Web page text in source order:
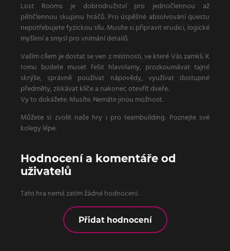
Lost Rooms je dobrodružství pro jednočlennou až
pětičlennou skupinu hráčů. Pro úspěšné absolvování questu
nepotřebujete fyzickou sílu. Musíte si připravit erudici, logické
myšlení a smysl pro vnímání detailů.
Vaším cílem je dostat se ven z místnosti, ve které Vás zamkli. K
tomu budete muset řešit hlavolamy, prozkoumávat tajné
skrýše, správně používat nápovědy, využívat dostupné
předměty, získávat klíče a nakonec otevřít dveře.
Vy to dokážete. Musíte. Nemáte jinou možnost.
Můžete si zvolit naše hry i pro teambuilding. Poznejte své
kolegy lépe.
Hodnocení a komentáře od
uživatelů
Tato hra nemá zatím žádné hodnocení.
Přidat hodnocení